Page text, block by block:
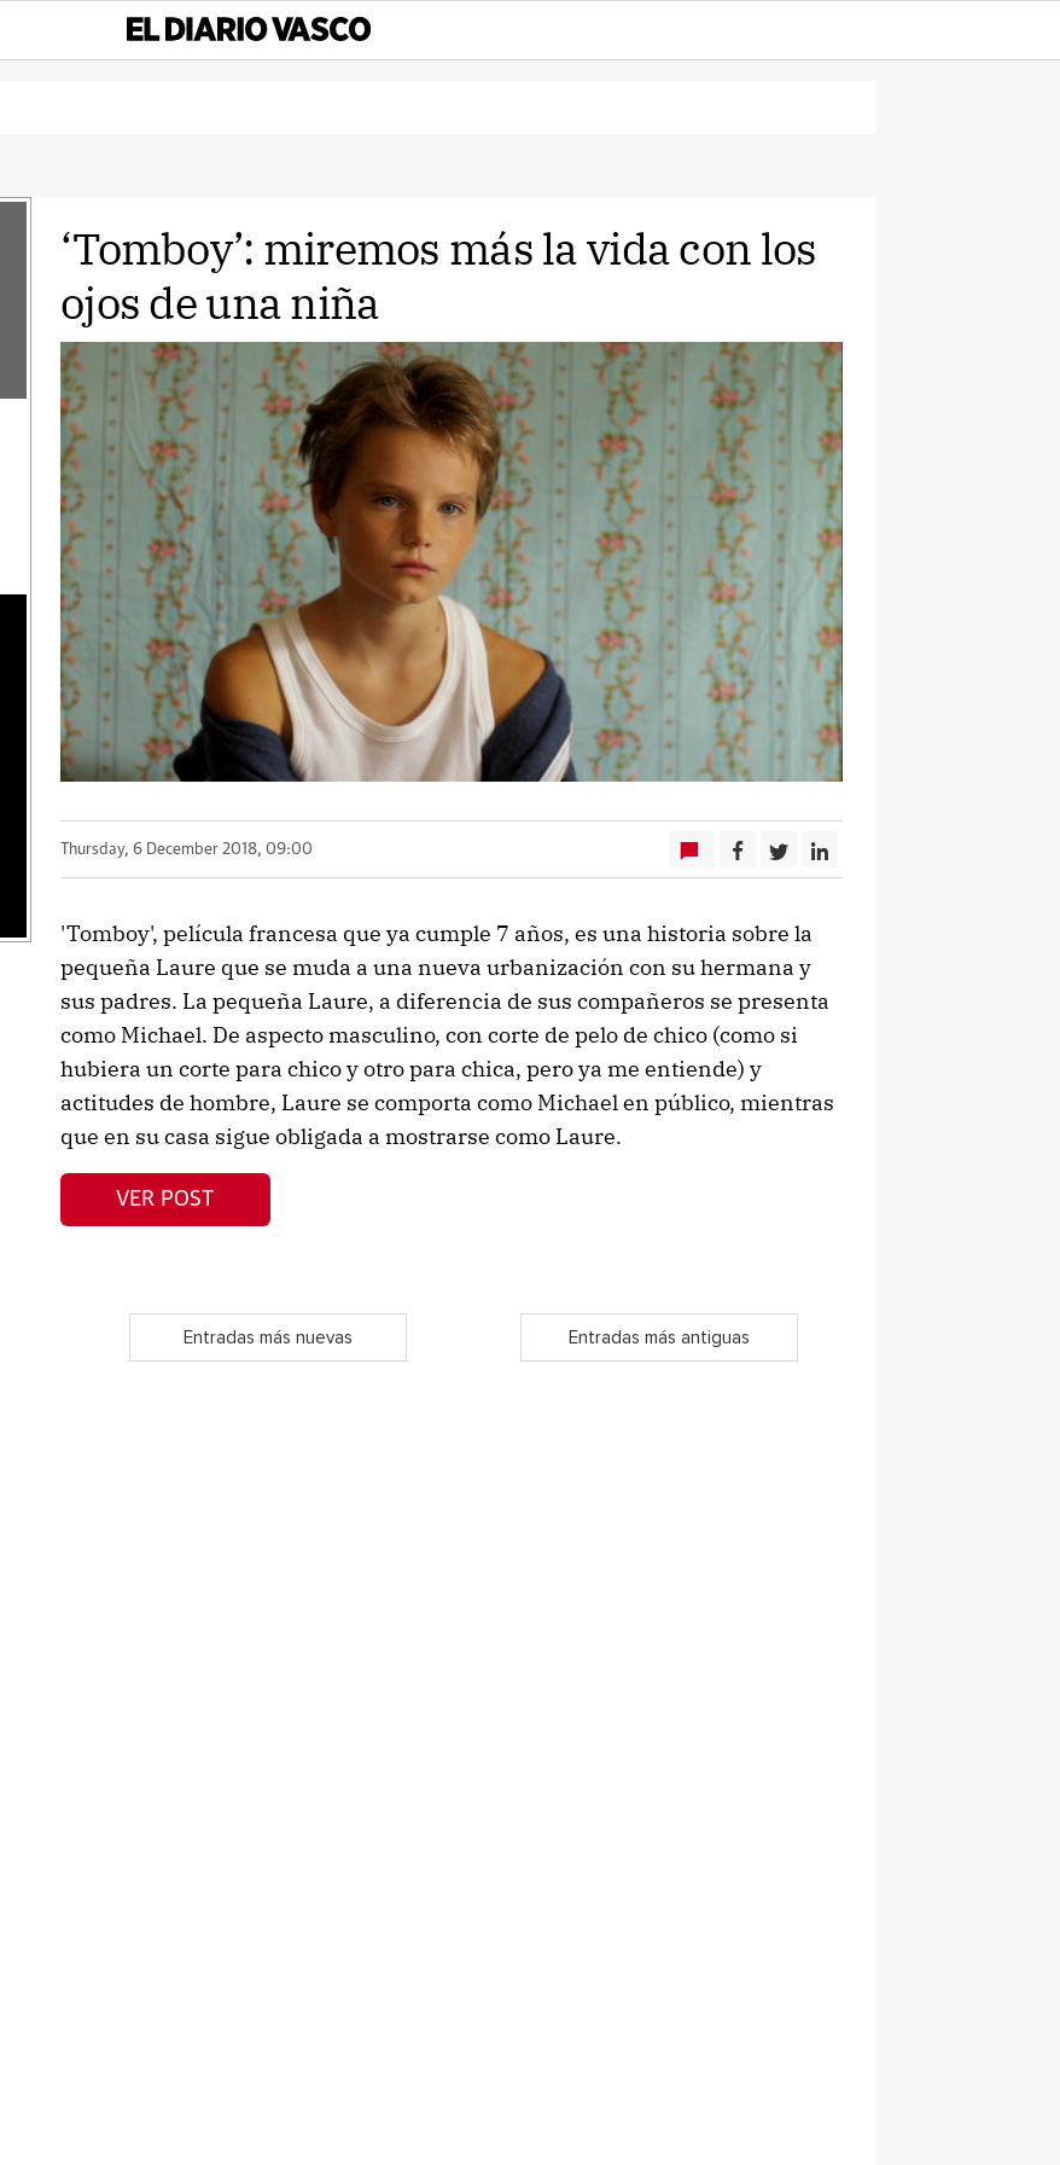
‘Tomboy’: miremos más la vida con los
ojos de una niña
Thursday, 6 December 2018, 09:00
'Tomboy', película francesa que ya cumple 7 años, es una historia sobre la
pequeña Laure que se muda a una nueva urbanización con su hermana y
sus padres. La pequeña Laure, a diferencia de sus compañeros se presenta
como Michael. De aspecto masculino, con corte de pelo de chico (como si
hubiera un corte para chico y otro para chica, pero ya me entiende) y
actitudes de hombre, Laure se comporta como Michael en público, mientras
que en su casa sigue obligada a mostrarse como Laure.
VER POST
Entradas más nuevas Entradas más antiguas